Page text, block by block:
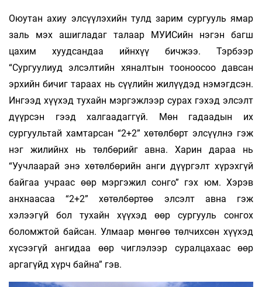
Оюутан ахиу элсүүлэхийн тулд зарим сургууль ямар
заль мэх ашигладаг талаар МУИСийн нэгэн багш
цахим хуудсандаа ийнхүү бичжээ. Тэрбээр
“Сургуулиуд элсэлтийн хяналтын тооноосоо давсан
эрхийн бичиг тараах нь сүүлийн жилүүдэд нэмэгдсэн.
Ингээд хүүхэд тухайн мэргэжлээр сурах гэхэд элсэлт
дүүрсэн гээд халгаадаггүй. Мөн гадаадын их
сургуультай хамтарсан “2+2” хөтөлбөрт элсүүлнэ гэж
нэг жилийнх нь төлбөрийг авна. Харин дараа нь
“Уучлаарай энэ хөтөлбөрийн анги дүүргэлт хүрэхгүй
байгаа учраас өөр мэргэжил сонго” гэх юм. Хэрэв
анхнаасаа “2+2” хөтөлбөртөө элсэлт авна гэж
хэлээгүй бол тухайн хүүхэд өөр сургууль сонгох
боломжтой байсан. Улмаар мөнгөө төлчихсөн хүүхэд
хүсээгүй ангидаа өөр чиглэлээр суралцахаас өөр
аргагүйд хүрч байна” гэв.